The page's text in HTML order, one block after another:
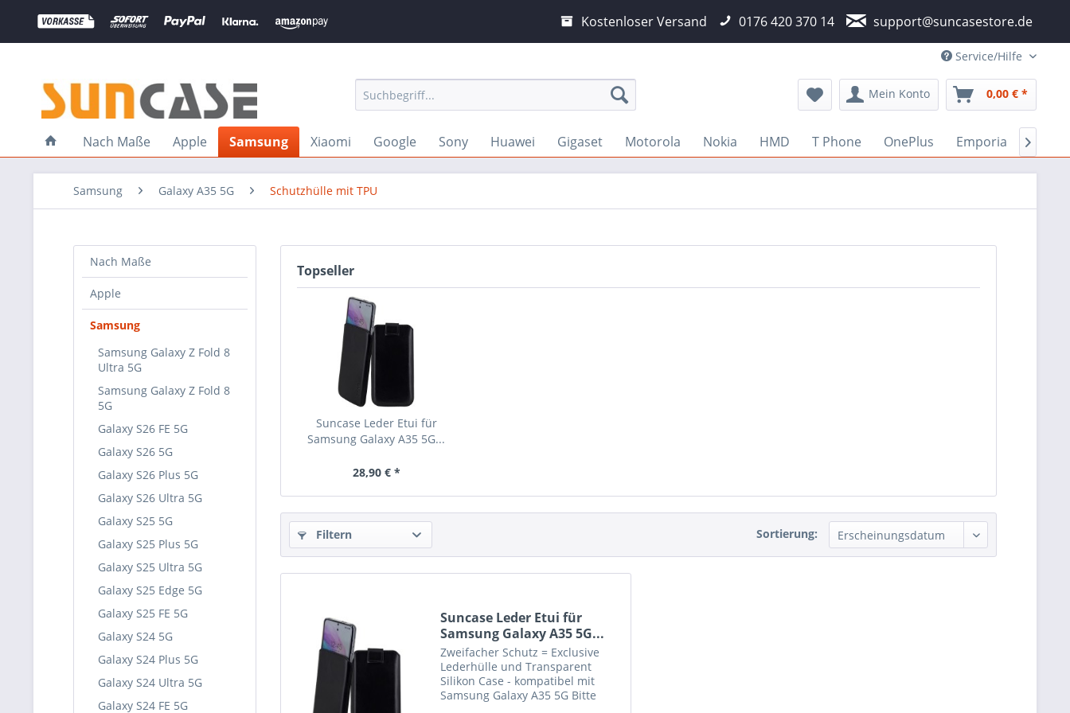
Kostenloser Versand 0176 420 370 14 support@suncasestore.de
Service/Hilfe
Mein Konto 0,00 € *
Nach Maße Apple Samsung Xiaomi Google Sony Huawei Gigaset Motorola Nokia HMD T Phone OnePlus Emporia 
Samsung Galaxy A35 5G Schutzhülle mit TPU
Nach Maße
Apple
Samsung
Samsung Galaxy Z Fold 8
Ultra 5G
Samsung Galaxy Z Fold 8
5G
Galaxy S26 FE 5G
Galaxy S26 5G
Galaxy S26 Plus 5G
Galaxy S26 Ultra 5G
Galaxy S25 5G
Galaxy S25 Plus 5G
Galaxy S25 Ultra 5G
Galaxy S25 Edge 5G
Galaxy S25 FE 5G
Galaxy S24 5G
Galaxy S24 Plus 5G
Galaxy S24 Ultra 5G
Galaxy S24 FE 5G
Topseller
Suncase Leder Etui für
Samsung Galaxy A35 5G...
28,90 € *
Filtern Sortierung:
Suncase Leder Etui für
Samsung Galaxy A35 5G...
Zweifacher Schutz = Exclusive
Lederhülle und Transparent
Silikon Case - kompatibel mit
Samsung Galaxy A35 5G Bitte